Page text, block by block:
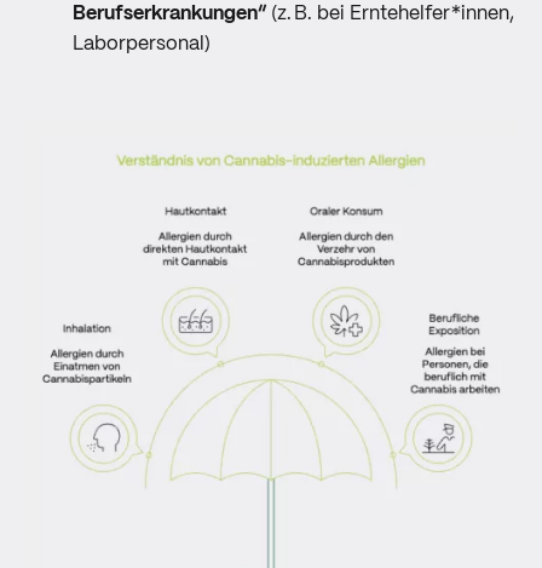
Berufserkrankungen“ (z. B. bei Erntehelfer*innen,
Laborpersonal)